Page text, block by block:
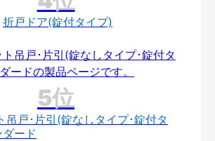
折戸ドア(錠付タイプ)
吊戸･片引(錠なしタイプ･錠付タ
ード